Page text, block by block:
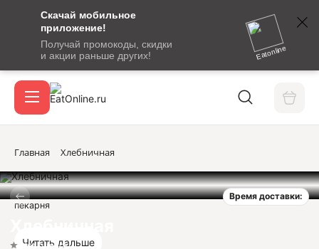
Скачай мобильное
приложение!
Получай промокоды, скидки
и акции раньше других!
Eatonline
сообщение
кодом
подтверждения
Вход / регистрация
Акции
Главная Хлебничная
Время доставки:
Нет оценок
пекарня
Читать дальше